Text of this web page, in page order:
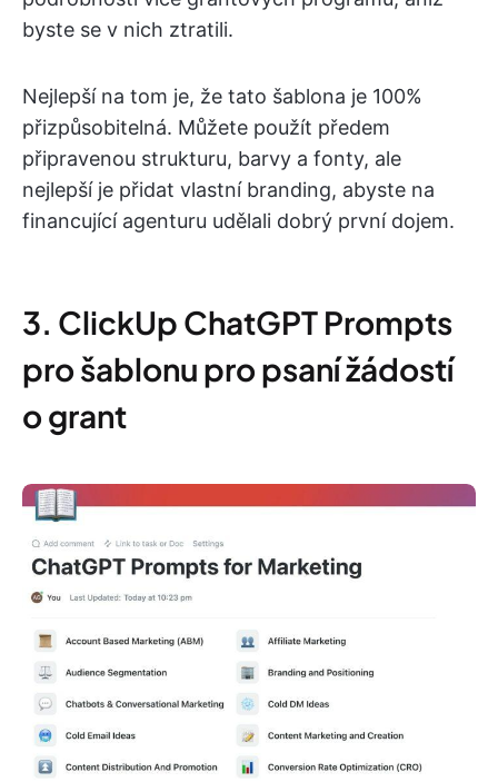
byste se v nich ztratili.
Nejlepší na tom je, že tato šablona je 100%
přizpůsobitelná. Můžete použít předem
připravenou strukturu, barvy a fonty, ale
nejlepší je přidat vlastní branding, abyste na
financující agenturu udělali dobrý první dojem.
3. ClickUp ChatGPT Prompts
pro šablonu pro psaní žádostí
o grant